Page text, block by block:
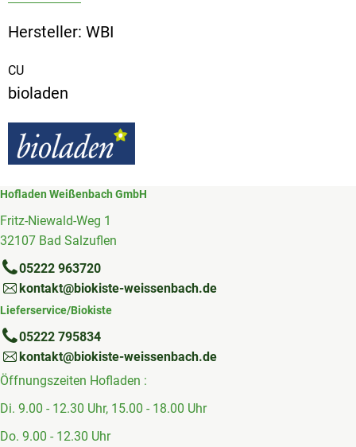
Hersteller: WBI
CU
bioladen
Hofladen Weißenbach GmbH
Fritz-Niewald-Weg 1
32107 Bad Salzuflen
05222 963720
kontakt@biokiste-weissenbach.de
Lieferservice/Biokiste
05222 795834
kontakt@biokiste-weissenbach.de
Öffnungszeiten Hofladen :
Di. 9.00 - 12.30 Uhr, 15.00 - 18.00 Uhr
Do. 9.00 - 12.30 Uhr